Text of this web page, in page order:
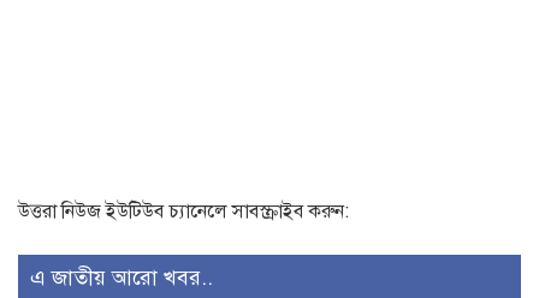
উত্তরা নিউজ ইউটিউব চ্যানেলে সাবস্ক্রাইব করুন:
এ জাতীয় আরো খবর..